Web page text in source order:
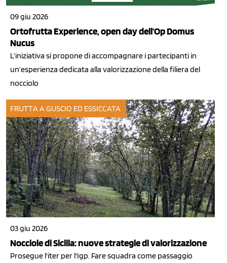
09 giu 2026
Ortofrutta Experience, open day dell'Op Domus
Nucus
L’iniziativa si propone di accompagnare i partecipanti in
un’esperienza dedicata alla valorizzazione della filiera del
nocciolo
FRUTTA A GUSCIO ED ESSICCATA
03 giu 2026
Nocciole di Sicilia: nuove strategie di valorizzazione
Prosegue l'iter per l'Igp. Fare squadra come passaggio